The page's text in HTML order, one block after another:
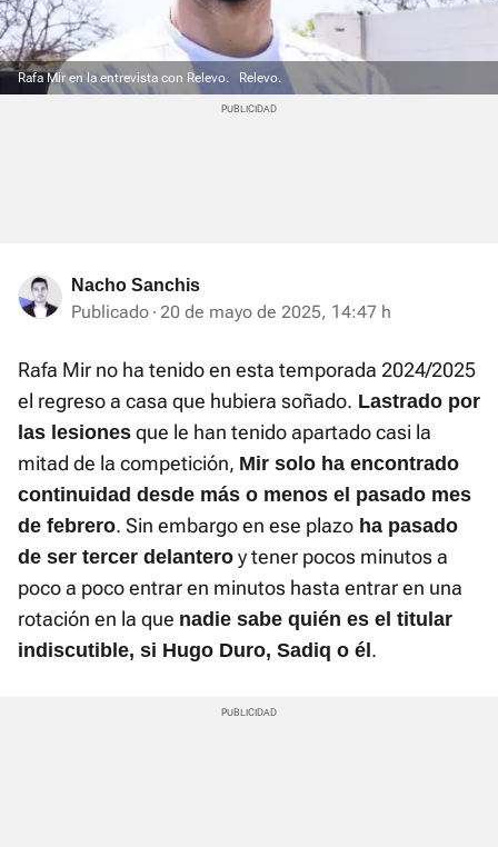
Rafa Mir en la entrevista con Relevo. Relevo.
Nacho Sanchis
Publicado 20 de mayo de 2025, 14:47 h
Rafa Mir no ha tenido en esta temporada 2024/2025
el regreso a casa que hubiera soñado. Lastrado por
las lesiones que le han tenido apartado casi la
mitad de la competición, Mir solo ha encontrado
continuidad desde más o menos el pasado mes
de febrero. Sin embargo en ese plazo ha pasado
de ser tercer delantero y tener pocos minutos a
poco a poco entrar en minutos hasta entrar en una
rotación en la que nadie sabe quién es el titular
indiscutible, si Hugo Duro, Sadiq o él .